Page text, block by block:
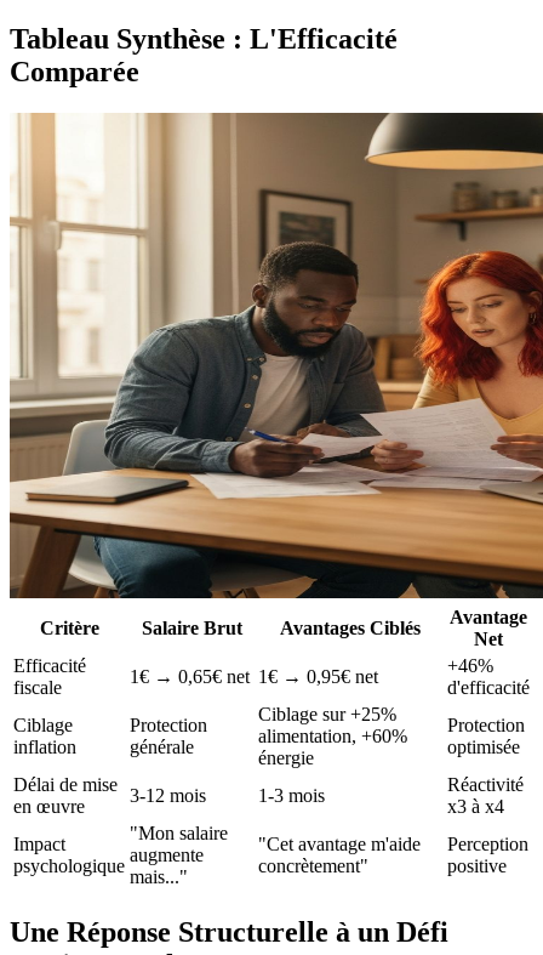
Tableau Synthèse : L'Efficacité
Comparée
Critère Salaire Brut Avantages Ciblés
Avantage
Net
Efficacité
fiscale
1€ → 0,65€ net 1€ → 0,95€ net
+46%
d'efficacité
Ciblage
inflation
Protection
générale
Ciblage sur +25%
alimentation, +60%
énergie
Protection
optimisée
Délai de mise
en œuvre
3-12 mois 1-3 mois
Réactivité
x3 à x4
Impact
psychologique
"Mon salaire
augmente
mais..."
"Cet avantage m'aide
concrètement"
Perception
positive
Une Réponse Structurelle à un Défi